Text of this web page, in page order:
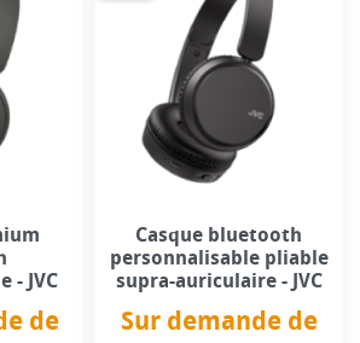
- JVC
de
Casque bluetooth
personnalisable pliable
supra-auriculaire - JVC
Sur demande de